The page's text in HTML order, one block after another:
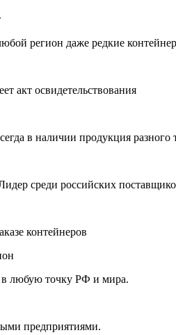
регион даже редкие
акт освидетельствования
в наличии продукция разного
среди российских
контейнеров
в любую точку РФ и мира.
предприятиями.